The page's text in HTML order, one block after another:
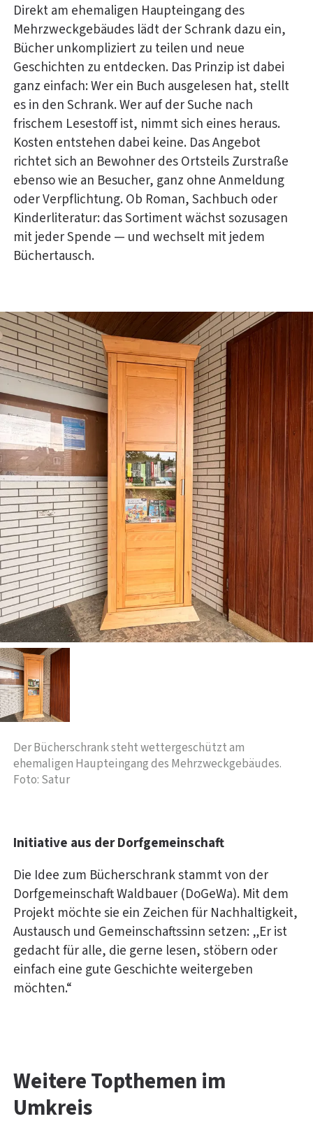
Direkt am ehemaligen Haupteingang des
Mehrzweckgebäudes lädt der Schrank dazu ein,
Bücher unkompliziert zu teilen und neue
Geschichten zu entdecken. Das Prinzip ist dabei
ganz einfach: Wer ein Buch ausgelesen hat, stellt
es in den Schrank. Wer auf der Suche nach
frischem Lesestoff ist, nimmt sich eines heraus.
Kosten entstehen dabei keine. Das Angebot
richtet sich an Bewohner des Ortsteils Zurstraße
ebenso wie an Besucher, ganz ohne Anmeldung
oder Verpflichtung. Ob Roman, Sachbuch oder
Kinderliteratur: das Sortiment wächst sozusagen
mit jeder Spende — und wechselt mit jedem
Büchertausch.
Der Bücherschrank steht wettergeschützt am
ehemaligen Haupteingang des Mehrzweckgebäudes.
Foto: Satur
Initiative aus der Dorfgemeinschaft
Die Idee zum Bücherschrank stammt von der
Dorfgemeinschaft Waldbauer (DoGeWa). Mit dem
Projekt möchte sie ein Zeichen für Nachhaltigkeit,
Austausch und Gemeinschaftssinn setzen: „Er ist
gedacht für alle, die gerne lesen, stöbern oder
einfach eine gute Geschichte weitergeben
möchten.“
Weitere Topthemen im
Umkreis